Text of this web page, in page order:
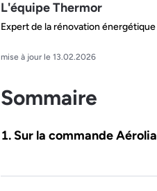
L'équipe Thermor
Expert de la rénovation énergétique
mise à jour le 13.02.2026
Sommaire
Sur la commande Aérolia